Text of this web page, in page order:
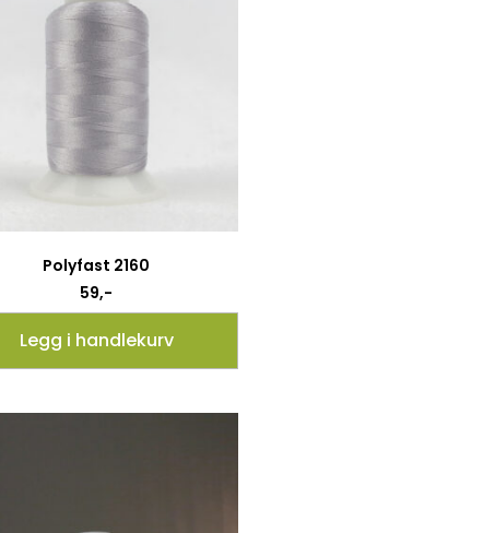
Polyfast 2160
59,-
Legg i handlekurv